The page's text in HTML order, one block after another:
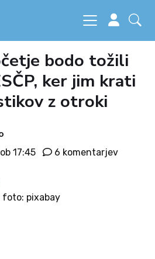
bodo tožili
ker jim krati
z otroki
17:45 6 komentarjev
foto: pixabay